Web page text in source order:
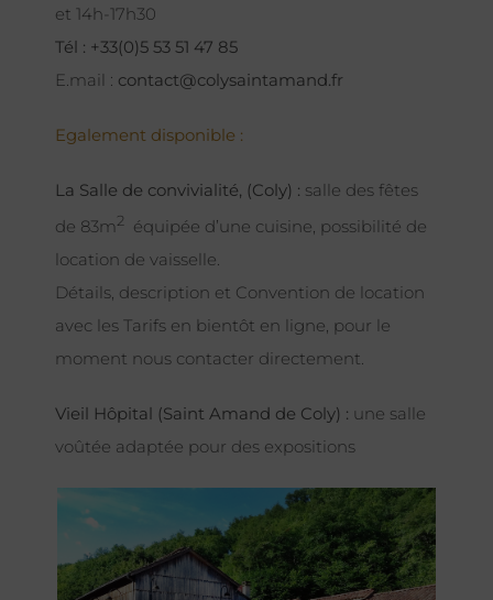
et 14h-17h30
Tél : +33(0)5 53 51 47 85
E.mail : contact@colysaintamand.fr
Egalement disponible :
La Salle de convivialité, (Coly) : salle des fêtes
de 83m2 équipée d’une cuisine, possibilité de
location de vaisselle.
Détails, description et Convention de location
avec les Tarifs en bientôt en ligne, pour le
moment nous contacter directement.
Vieil Hôpital (Saint Amand de Coly) : une salle
voûtée adaptée pour des expositions